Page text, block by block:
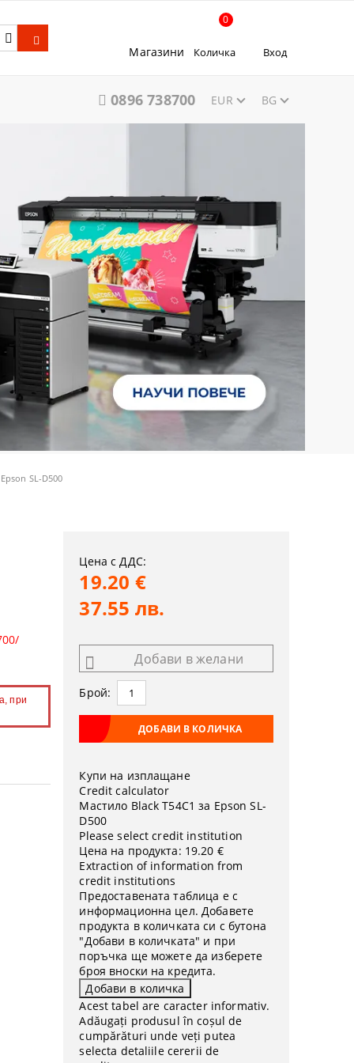
Магазини Количка
0
Вход
0896 738700 EUR BG
SL-D500
при
Цена с ДДС:
19.20 €
37.55 лв.
Добави в желани
Брой:
Купи на изплащане
Credit calculator
Мастило Black T54C1 за Epson SL-
D500
Please select credit institution
Цена на продукта: 19.20 €
Extraction of information from
credit institutions
Предоставената таблица е с
информационна цел. Добавете
продукта в количката си с бутона
"Добави в количката" и при
поръчка ще можете да изберете
броя вноски на кредита.
Acest tabel are caracter informativ.
Adăugați produsul în coșul de
cumpărături unde veți putea
selecta detaliile cererii de